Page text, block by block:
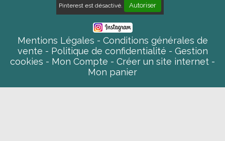
Pinterest est désactivé. Autoriser
Mentions Légales
Conditions générales de
vente
Politique de confidentialité
Gestion
cookies
Mon Compte
Créer un site internet
Mon panier